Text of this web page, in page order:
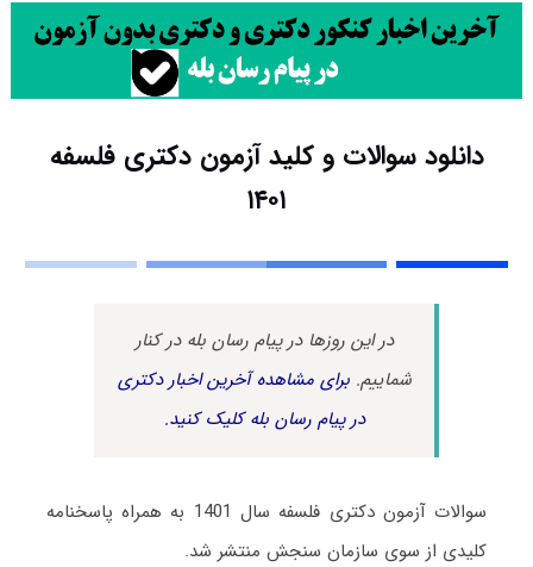
دانلود سوالات و کلید آزمون دکتری فلسفه
۱۴۰۱
در این روزها در پیام رسان بله در کنار
شماییم.برای مشاهده آخرین اخبار دکتری
در پیام رسان بله کلیک کنید.
سوالات آزمون دکتری فلسفه سال 1401 به همراه پاسخنامه
کلیدی از سوی سازمان سنجش منتشر شد.